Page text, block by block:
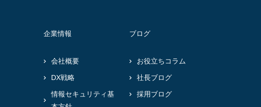
企業情報
会社概要
DX戦略
情報セキュリティ基
ブログ
お役立ちコラム
社長ブログ
採用ブログ